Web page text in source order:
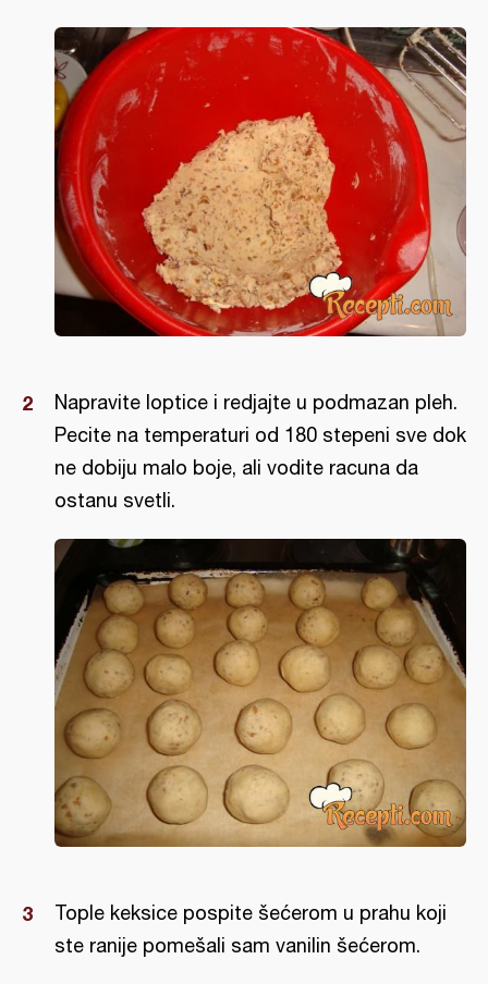
Napravite loptice i redjajte u podmazan pleh.
Pecite na temperaturi od 180 stepeni sve dok
ne dobiju malo boje, ali vodite racuna da
ostanu svetli.
Tople keksice pospite šećerom u prahu koji
ste ranije pomešali sam vanilin šećerom.